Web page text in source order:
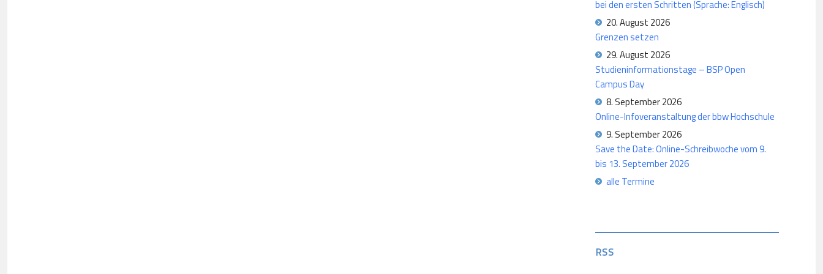
bei den ersten Schritten (Sprache: Englisch)
20. August 2026
Grenzen setzen
29. August 2026
Studieninformationstage – BSP Open
Campus Day
8. September 2026
Online-Infoveranstaltung der bbw Hochschule
9. September 2026
Save the Date: Online-Schreibwoche vom 9.
bis 13. September 2026
alle Termine
RSS